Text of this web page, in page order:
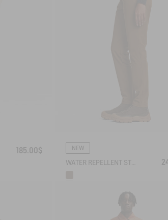
185.00$ NEW